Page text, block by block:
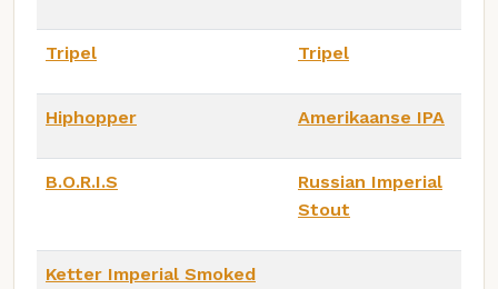
Tripel Tripel
Hiphopper Amerikaanse IPA
B.O.R.I.S
Russian Imperial
Stout
Ketter Imperial Smoked